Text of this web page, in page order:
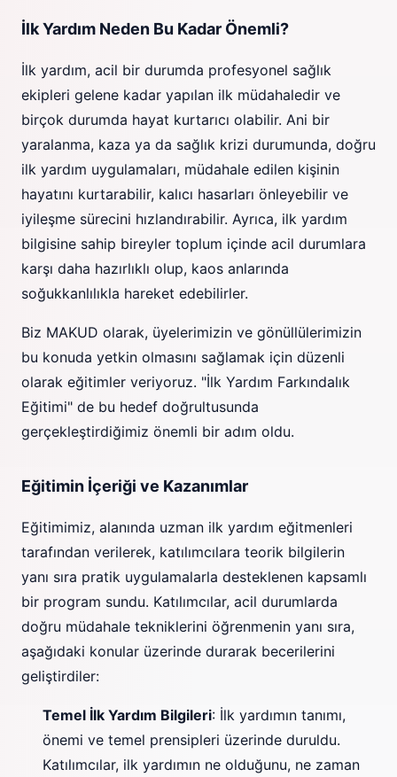
İlk Yardım Neden Bu Kadar Önemli?
İlk yardım, acil bir durumda profesyonel sağlık
ekipleri gelene kadar yapılan ilk müdahaledir ve
birçok durumda hayat kurtarıcı olabilir. Ani bir
yaralanma, kaza ya da sağlık krizi durumunda, doğru
ilk yardım uygulamaları, müdahale edilen kişinin
hayatını kurtarabilir, kalıcı hasarları önleyebilir ve
iyileşme sürecini hızlandırabilir. Ayrıca, ilk yardım
bilgisine sahip bireyler toplum içinde acil durumlara
karşı daha hazırlıklı olup, kaos anlarında
soğukkanlılıkla hareket edebilirler.
Biz MAKUD olarak, üyelerimizin ve gönüllülerimizin
bu konuda yetkin olmasını sağlamak için düzenli
olarak eğitimler veriyoruz. "İlk Yardım Farkındalık
Eğitimi" de bu hedef doğrultusunda
gerçekleştirdiğimiz önemli bir adım oldu.
Eğitimin İçeriği ve Kazanımlar
Eğitimimiz, alanında uzman ilk yardım eğitmenleri
tarafından verilerek, katılımcılara teorik bilgilerin
yanı sıra pratik uygulamalarla desteklenen kapsamlı
bir program sundu. Katılımcılar, acil durumlarda
doğru müdahale tekniklerini öğrenmenin yanı sıra,
aşağıdaki konular üzerinde durarak becerilerini
geliştirdiler:
Temel İlk Yardım Bilgileri: İlk yardımın tanımı,
önemi ve temel prensipleri üzerinde duruldu.
Katılımcılar, ilk yardımın ne olduğunu, ne zaman